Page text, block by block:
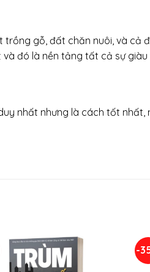
gỗ, đất chăn nuôi, và cả
đó là nền tảng tất cả sự giàu
nhất nhưng là cách tốt
-